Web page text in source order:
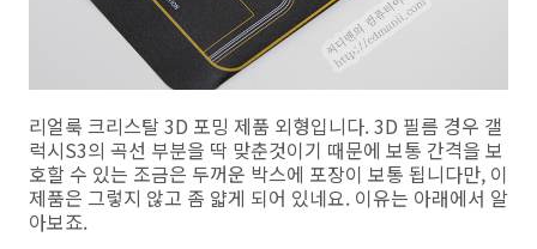
리얼룩 크리스탈 3D 포밍 제품 외형입니다. 3D 필름 경우 갤
럭시S3의 곡선 부분을 딱 맞춘것이기 때문에 보통 간격을 보
호할 수 있는 조금은 두꺼운 박스에 포장이 보통 됩니다만, 이
제품은 그렇지 않고 좀 얇게 되어 있네요. 이유는 아래에서 알
아보죠.